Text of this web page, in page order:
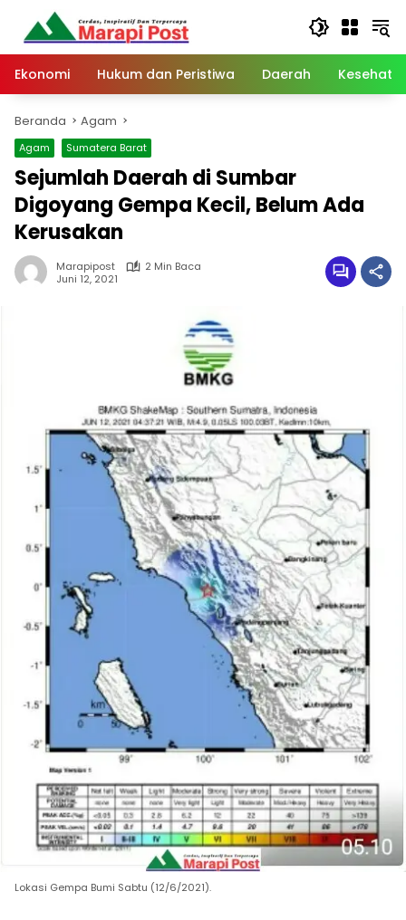
Langsung
konten
Ekonomi
Hukum dan Peristiwa Daerah
Beranda Agam
Agam Sumatera Barat
Sejumlah Daerah di Sumbar
Digoyang Gempa Kecil, Belum Ada
Kerusakan
Marapipost
2 Min Baca
Juni 12, 2021
Lokasi Gempa Bumi Sabtu (12/6/2021).